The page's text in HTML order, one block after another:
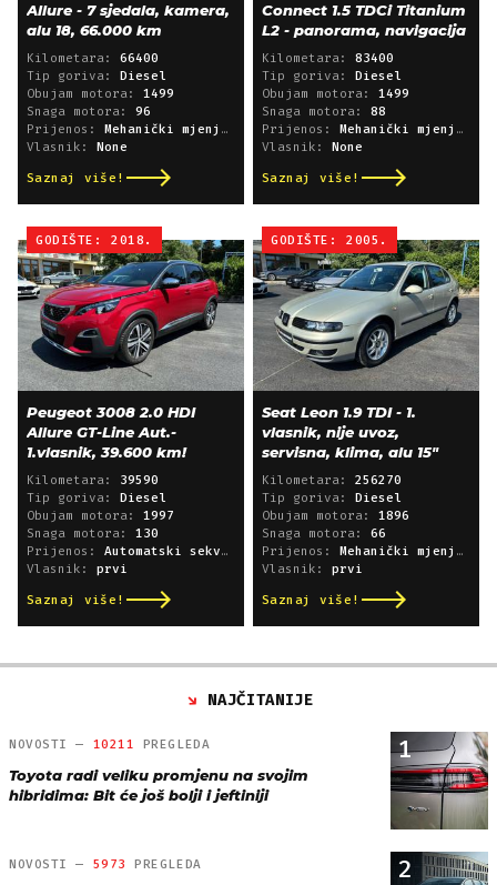
Allure - 7 sjedala, kamera,
alu 18, 66.000 km
Kilometara: 66400
Tip goriva: Diesel
Obujam motora: 1499
Snaga motora: 96
Prijenos: Mehanički mjenjač
Vlasnik: None
Saznaj više!
Connect 1.5 TDCi Titanium
L2 - panorama, navigacija
Kilometara: 83400
Tip goriva: Diesel
Obujam motora: 1499
Snaga motora: 88
Prijenos: Mehanički mjenjač
Vlasnik: None
Saznaj više!
GODIŠTE: 2018.
Peugeot 3008 2.0 HDI
Allure GT-Line Aut.-
1.vlasnik, 39.600 km!
Kilometara: 39590
Tip goriva: Diesel
Obujam motora: 1997
Snaga motora: 130
Prijenos: Automatski sekvencijski
Vlasnik: prvi
Saznaj više!
GODIŠTE: 2005.
Seat Leon 1.9 TDI - 1.
vlasnik, nije uvoz,
servisna, klima, alu 15"
Kilometara: 256270
Tip goriva: Diesel
Obujam motora: 1896
Snaga motora: 66
Prijenos: Mehanički mjenjač
Vlasnik: prvi
Saznaj više!
NAJČITANIJE
1
NOVOSTI — 10211 PREGLEDA
Toyota radi veliku promjenu na svojim
hibridima: Bit će još bolji i jeftiniji
2
NOVOSTI — 5973 PREGLEDA